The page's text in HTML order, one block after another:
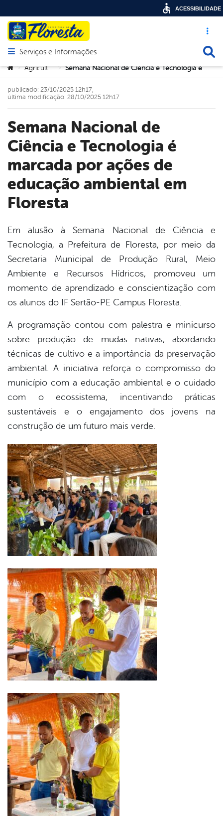
Acesso
Abrir menu principal de navegação
Serviços e Informações
Você está aqui:
> Agricultura > Semana Nacional de Ciência e Tecnologia é marcada por ações de educação ambiental em Floresta
Semana Nacional de
Ciência e Tecnologia é
marcada por ações de
educação ambiental em
Floresta
publicado: 23/10/2025 12h17,
última modificação: 28/10/2025 12h17
Em alusão à Semana Nacional de Ciência e
Tecnologia, a Prefeitura de Floresta, por meio da
Secretaria Municipal de Produção Rural, Meio
Ambiente e Recursos Hídricos, promoveu um
momento de aprendizado e conscientização com
os alunos do IF Sertão-PE Campus Floresta.
A programação contou com palestra e minicurso
sobre produção de mudas nativas, abordando
técnicas de cultivo e a importância da preservação
ambiental. A iniciativa reforça o compromisso do
município com a educação ambiental e o cuidado
com o ecossistema, incentivando práticas
sustentáveis e o engajamento dos jovens na
construção de um futuro mais verde.
ACESSIBILIDADE